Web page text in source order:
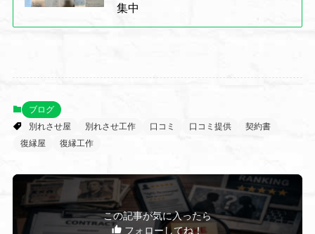
集中
ブログ
別れさせ屋
別れさせ工作 口コミ 口コミ提供
契約書
復縁屋
復縁工作
この記事が気に入ったら
フォローしてね！